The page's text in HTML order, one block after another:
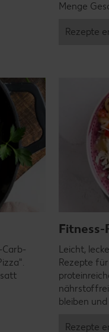
Menge
Rezepte
Carb-
Fitness-
Leicht,
Rezepte
bleiben
Rezepte